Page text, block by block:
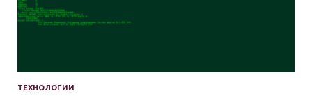
ТЕХНОЛОГИИ